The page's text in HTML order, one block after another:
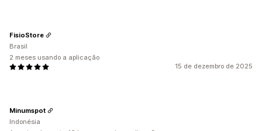
15 de dezembro de 2025
FisioStore
Brasil
2 meses usando a aplicação
Minumspot
Indonésia